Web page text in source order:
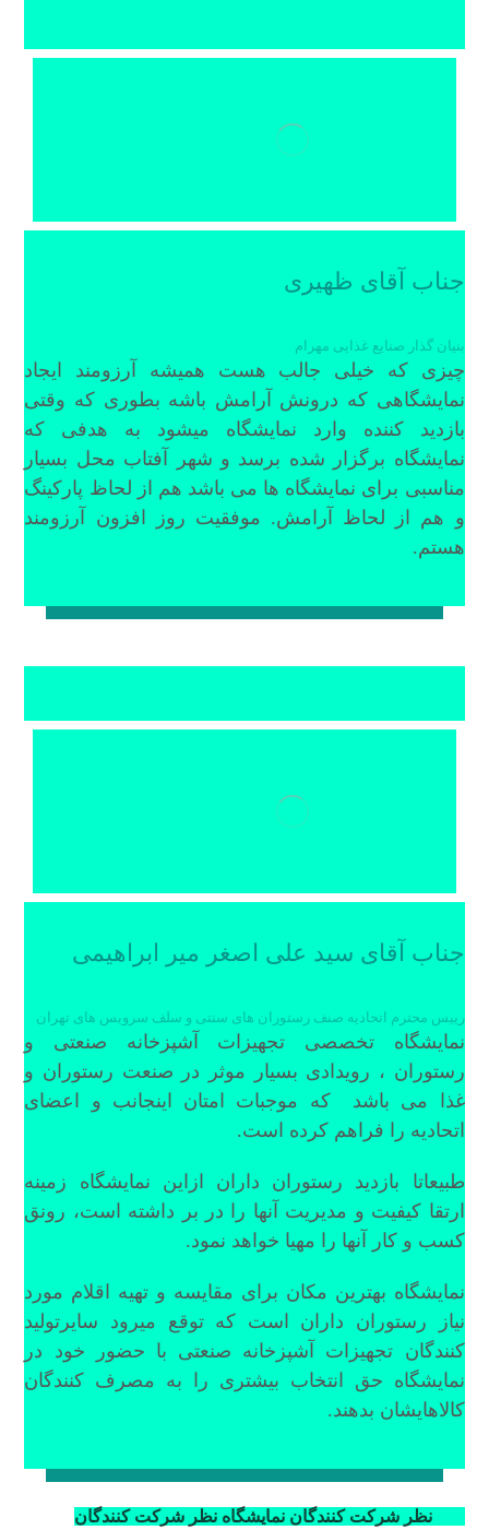
جناب آقای ظهیری
بنیان گذار صنایع غذایی مهرام
چیزی که خیلی جالب هست همیشه آرزومند ایجاد
نمایشگاهی که درونش آرامش باشه بطوری که وقتی
بازدید کننده وارد نمایشگاه میشود به هدفی که
نمایشگاه برگزار شده برسد و شهر آفتاب محل بسیار
مناسبی برای نمایشگاه ها می باشد هم از لحاظ پارکینگ
و هم از لحاظ آرامش. موفقیت روز افزون آرزومند
هستم.
جناب آقای سید علی اصغر میر ابراهیمی
رییس محترم اتحادیه صنف رستوران های سنتی و سلف سرویس های تهران
نمایشگاه تخصصی تجهیزات آشپزخانه صنعتی و
رستوران ، رویدادی بسیار موثر در صنعت رستوران و
غذا می باشد که موجبات امتان اینجانب و اعضای
اتحادیه را فراهم کرده است.
طبیعاتا بازدید رستوران داران ازاین نمایشگاه زمینه
ارتقا کیفیت و مدیریت آنها را در بر داشته است، رونق
کسب و کار آنها را مهیا خواهد نمود.
نمایشگاه بهترین مکان برای مقایسه و تهیه اقلام مورد
نیاز رستوران داران است که توقع میرود سایرتولید
کنندگان تجهیزات آشپزخانه صنعتی با حضور خود در
نمایشگاه حق انتخاب بیشتری را به مصرف کنندگان
کالاهایشان بدهند.
نظر شرکت کنندگان نمایشگاهنظر شرکت کنندگان